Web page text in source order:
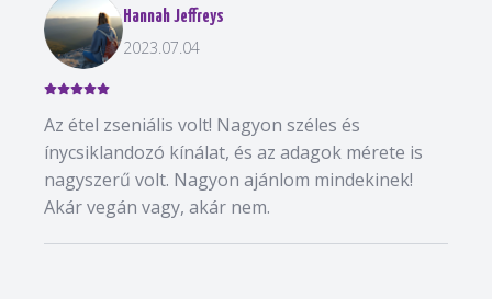
Hannah Jeffreys
2023.07.04
Az étel zseniális volt! Nagyon széles és
ínycsiklandozó kínálat, és az adagok mérete is
nagyszerű volt. Nagyon ajánlom mindekinek!
Akár vegán vagy, akár nem.